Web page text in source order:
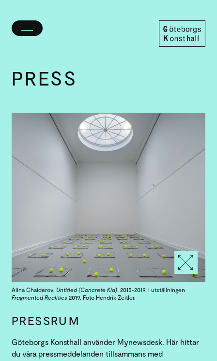
Öppna/stäng
PRESS
Alina Chaiderov, Untitled (Concrete Kid) , 2015-2019, i utställningen
Fragmented Realities 2019. Foto Hendrik Zeitler.
PRESSRUM
Göteborgs Konsthall använder Mynewsdesk. Här hittar
du våra pressmeddelanden tillsammans med